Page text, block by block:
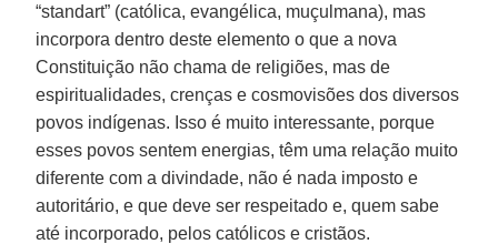
“standart” (católica, evangélica, muçulmana), mas
incorpora dentro deste elemento o que a nova
Constituição não chama de religiões, mas de
espiritualidades, crenças e cosmovisões dos diversos
povos indígenas. Isso é muito interessante, porque
esses povos sentem energias, têm uma relação muito
diferente com a divindade, não é nada imposto e
autoritário, e que deve ser respeitado e, quem sabe
até incorporado, pelos católicos e cristãos.